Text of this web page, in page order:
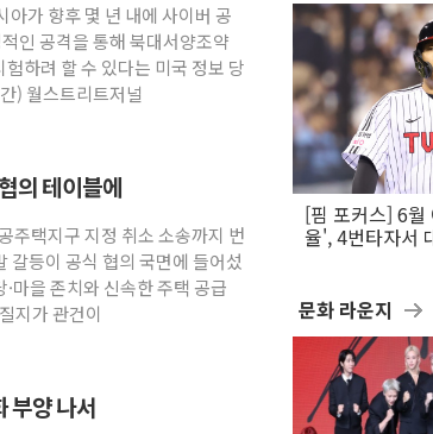
가 향후 몇 년 내에 사이버 공
인 공격을 통해 북대서양조약
하려 할 수 있다는 미국 정보 당
) 월스트리트저널
의 테이블에
주택지구 지정 취소 소송까지 번
갈등이 공식 협의 국면에 들어섰
마을 존치와 신속한 주택 공급
지가 관건이
부양 나서
[핌 포커스] 6
율', 4번타자서
문화 라운지